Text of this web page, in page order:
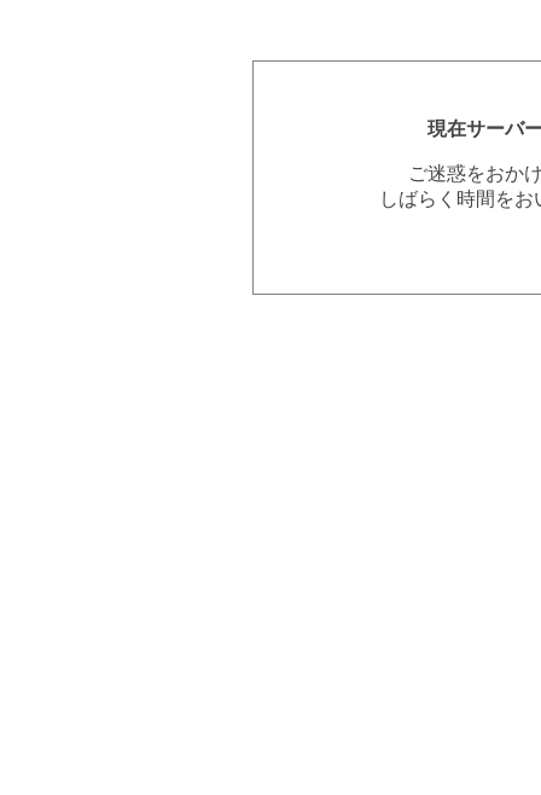
現在サーバ
ご迷惑をおか
しばらく時間を